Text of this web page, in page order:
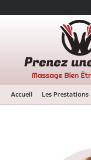
Accueil Les Prestations